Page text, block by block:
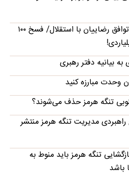
عجیب و باورنکردنی از توافق رضاییان با استقلال/ فسخ ۱۰۰
بیانیه دفتر رهبری
وحدت مبارزه کنید
تنگه هرمز حذف می‌شوند؟
مدیریت تنگه هرمز منتشر
تنگه هرمز باید منوط به
باشد